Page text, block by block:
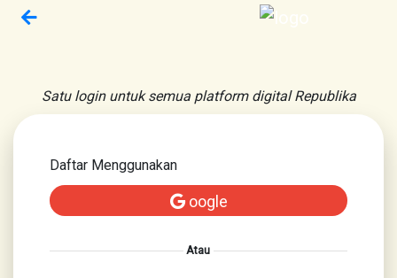
Satu login untuk semua platform digital Republika
Daftar Menggunakan
oogle
Atau